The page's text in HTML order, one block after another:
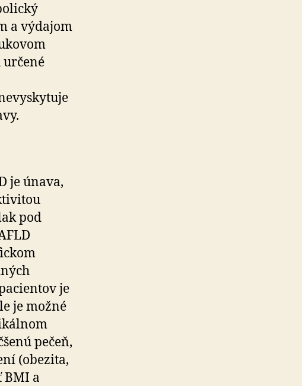
a výdajom
určené
je únava,
pod
je
je možné
pečeň,
(obezita,
BMI a